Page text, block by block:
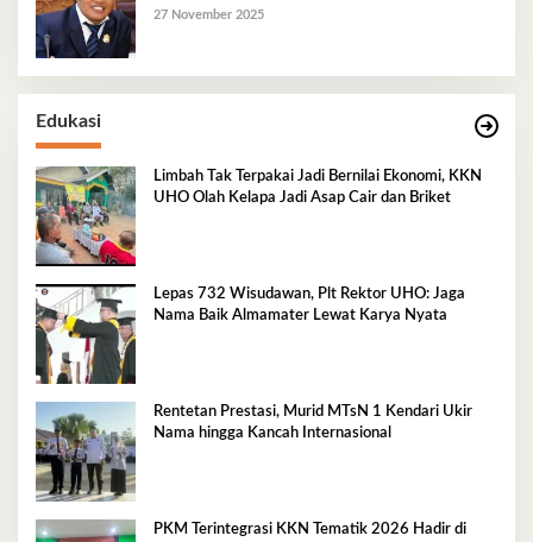
27 November 2025
Edukasi
Limbah Tak Terpakai Jadi Bernilai Ekonomi, KKN
UHO Olah Kelapa Jadi Asap Cair dan Briket
Lepas 732 Wisudawan, Plt Rektor UHO: Jaga
Nama Baik Almamater Lewat Karya Nyata
Rentetan Prestasi, Murid MTsN 1 Kendari Ukir
Nama hingga Kancah Internasional
PKM Terintegrasi KKN Tematik 2026 Hadir di